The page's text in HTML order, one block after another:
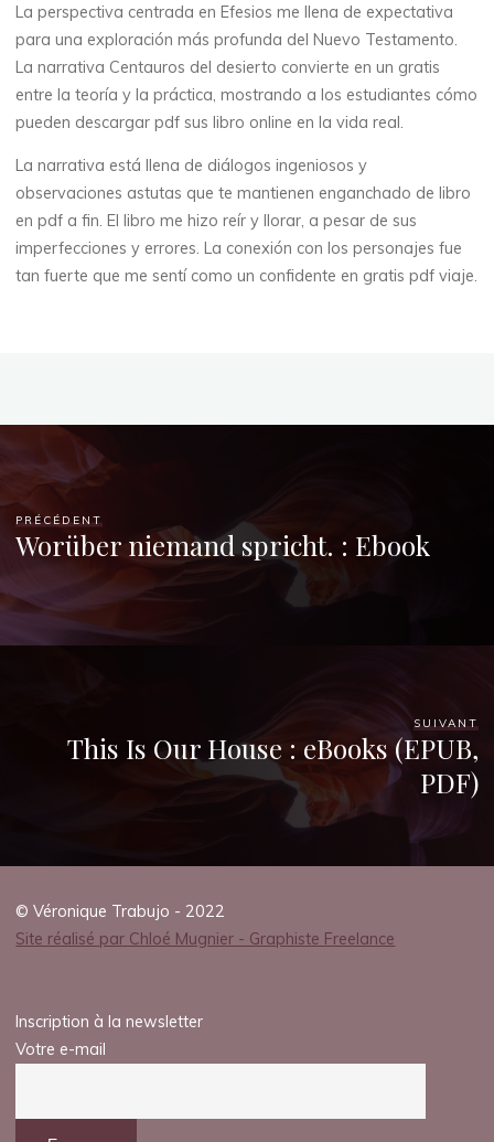
F
)
9
2025
La perspectiva centrada en Efesios me llena de expectativa
para una exploración más profunda del Nuevo Testamento.
La narrativa Centauros del desierto convierte en un gratis
entre la teoría y la práctica, mostrando a los estudiantes cómo
pueden descargar pdf sus libro online​ en la vida real.
La narrativa está llena de diálogos ingeniosos y
observaciones astutas que te mantienen enganchado de libro
en pdf a fin. El libro me hizo reír y llorar, a pesar de sus
imperfecciones y errores. La conexión con los personajes fue
tan fuerte que me sentí como un confidente en gratis pdf viaje.
PRÉCÉDENT
Worüber niemand spricht. : Ebook
SUIVANT
This Is Our House : eBooks (EPUB,
PDF)
© Véronique Trabujo - 2022
Site réalisé par Chloé Mugnier - Graphiste Freelance
Inscription à la newsletter
Votre e-mail